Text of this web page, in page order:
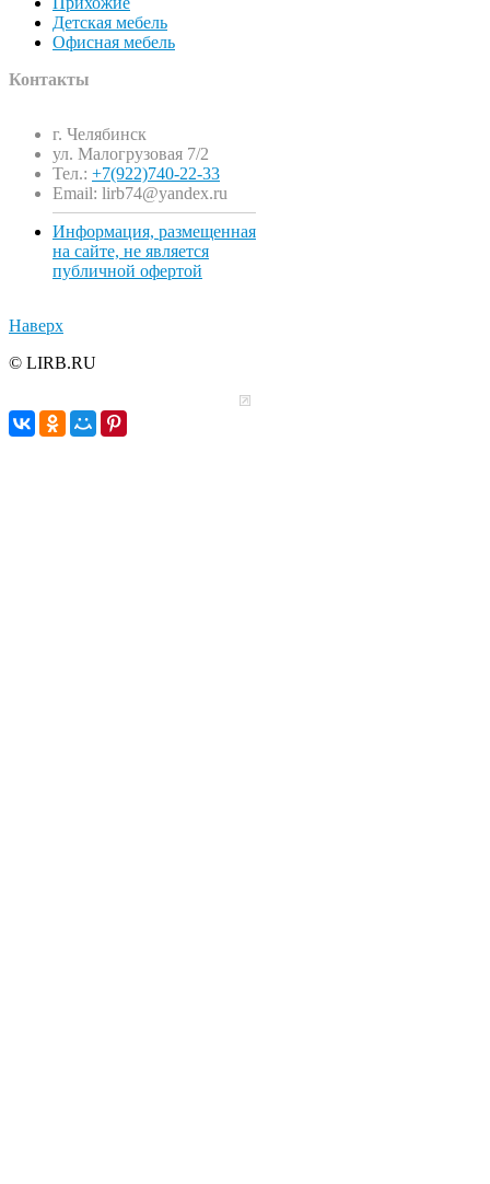
Детская мебель
Офисная мебель
Контакты
г. Челябинск
ул. Малогрузовая 7/2
Тел.: +7(922)740-22-33
Email: lirb74@yandex.ru
Информация, размещенная
на сайте, не является
публичной офертой
Наверх
© LIRB.RU